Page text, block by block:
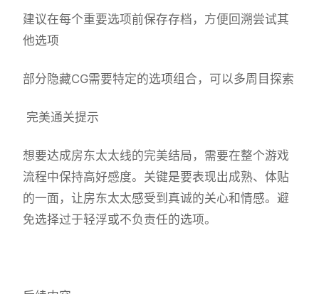
建议在每个重要选项前保存存档，方便回溯尝试其
他选项
部分隐藏CG需要特定的选项组合，可以多周目探索
完美通关提示
想要达成房东太太线的完美结局，需要在整个游戏
流程中保持高好感度。关键是要表现出成熟、体贴
的一面，让房东太太感受到真诚的关心和情感。避
免选择过于轻浮或不负责任的选项。